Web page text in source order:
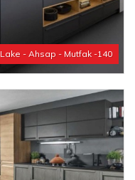
Lake - Ahsap - Mutfak -140